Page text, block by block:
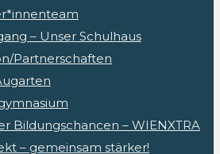
– Unser Schulhaus
Partnerschaften
Bildungschancen – WIENXTRA
– gemeinsam stärker!